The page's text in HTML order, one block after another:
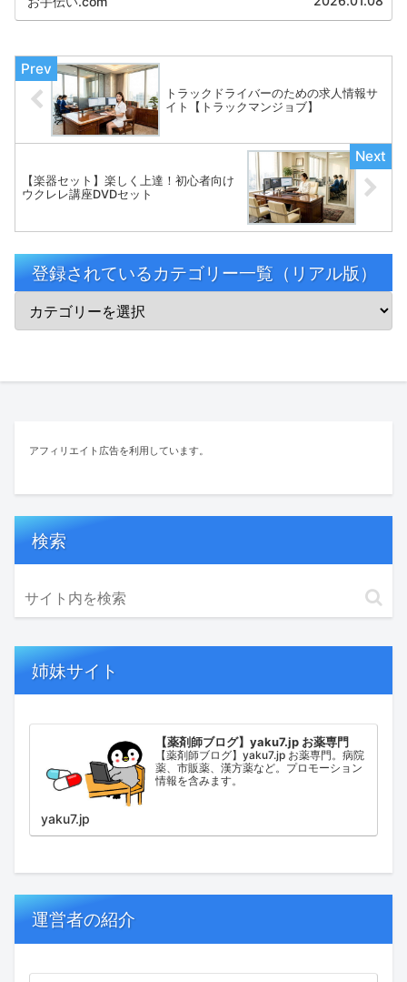
トラックドライバーのための求人情報サ
イト【トラックマンジョブ】
【楽器セット】楽しく上達！初心者向け
ウクレレ講座DVDセット
登録されているカテゴリー一覧（リアル版）
アフィリエイト広告を利用しています。
検索
姉妹サイト
【薬剤師ブログ】yaku7.jp お薬専門
【薬剤師ブログ】yaku7.jp お薬専門。病院
薬、市販薬、漢方薬など。プロモーション
情報を含みます。
yaku7.jp
運営者の紹介